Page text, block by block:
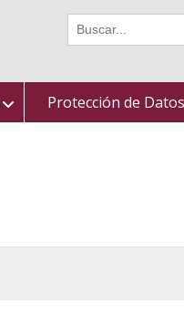
Buscar:
Protección de Datos